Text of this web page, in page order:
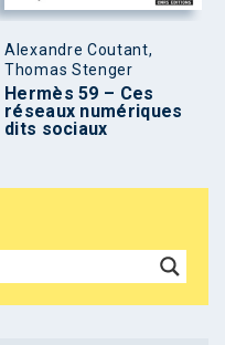
Alexandre Coutant,
Thomas Stenger
Hermès 59 – Ces
réseaux numériques
dits sociaux